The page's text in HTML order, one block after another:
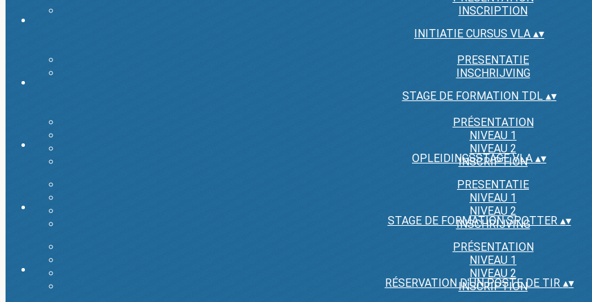
INSCRIPTION
INITIATIE CURSUS VLA ▴▾
PRESENTATIE
INSCHRIJVING
STAGE DE FORMATION TDL ▴▾
PRÉSENTATION
NIVEAU 1
NIVEAU 2
INSCRIPTION
OPLEIDINGSSTAGE VLA ▴▾
PRESENTATIE
NIVEAU 1
NIVEAU 2
INSCHRIJVING
STAGE DE FORMATION SPOTTER ▴▾
PRÉSENTATION
NIVEAU 1
NIVEAU 2
INSCRIPTION
RÉSERVATION D'UN POSTE DE TIR ▴▾